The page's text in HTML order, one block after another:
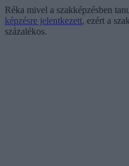
Réka mivel a szakképzésben
képzésre jelentkezett, ezért a
százalékos.